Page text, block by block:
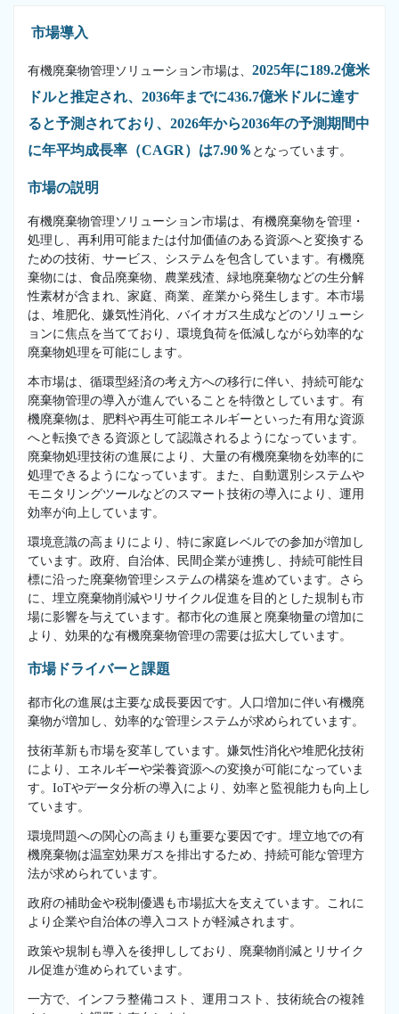
市場導入
有機廃棄物管理ソリューション市場は、 2025年に189.2億米
ドルと推定され、2036年までに436.7億米ドルに達す
ると予測されており、2026年から2036年の予測期間中
に年平均成長率（CAGR）は7.90％ となっています。
市場の説明
有機廃棄物管理ソリューション市場は、有機廃棄物を管理・
処理し、再利用可能または付加価値のある資源へと変換する
ための技術、サービス、システムを包含しています。有機廃
棄物には、食品廃棄物、農業残渣、緑地廃棄物などの生分解
性素材が含まれ、家庭、商業、産業から発生します。本市場
は、堆肥化、嫌気性消化、バイオガス生成などのソリューシ
ョンに焦点を当てており、環境負荷を低減しながら効率的な
廃棄物処理を可能にします。
本市場は、循環型経済の考え方への移行に伴い、持続可能な
廃棄物管理の導入が進んでいることを特徴としています。有
機廃棄物は、肥料や再生可能エネルギーといった有用な資源
へと転換できる資源として認識されるようになっています。
廃棄物処理技術の進展により、大量の有機廃棄物を効率的に
処理できるようになっています。また、自動選別システムや
モニタリングツールなどのスマート技術の導入により、運用
効率が向上しています。
環境意識の高まりにより、特に家庭レベルでの参加が増加し
ています。政府、自治体、民間企業が連携し、持続可能性目
標に沿った廃棄物管理システムの構築を進めています。さら
に、埋立廃棄物削減やリサイクル促進を目的とした規制も市
場に影響を与えています。都市化の進展と廃棄物量の増加に
より、効果的な有機廃棄物管理の需要は拡大しています。
市場ドライバーと課題
都市化の進展は主要な成長要因です。人口増加に伴い有機廃
棄物が増加し、効率的な管理システムが求められています。
技術革新も市場を変革しています。嫌気性消化や堆肥化技術
により、エネルギーや栄養資源への変換が可能になっていま
す。IoTやデータ分析の導入により、効率と監視能力も向上し
ています。
環境問題への関心の高まりも重要な要因です。埋立地での有
機廃棄物は温室効果ガスを排出するため、持続可能な管理方
法が求められています。
政府の補助金や税制優遇も市場拡大を支えています。これに
より企業や自治体の導入コストが軽減されます。
政策や規制も導入を後押ししており、廃棄物削減とリサイク
ル促進が進められています。
一方で、インフラ整備コスト、運用コスト、技術統合の複雑